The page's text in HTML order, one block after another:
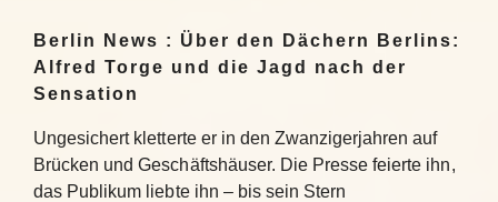
Berlin News : Über den Dächern Berlins:
Alfred Torge und die Jagd nach der
Sensation
Ungesichert kletterte er in den Zwanzigerjahren auf
Brücken und Geschäftshäuser. Die Presse feierte ihn,
das Publikum liebte ihn – bis sein Stern